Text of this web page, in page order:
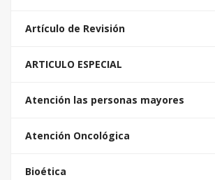
Artículo de Revisión
ARTICULO ESPECIAL
Atención las personas mayores
Atención Oncológica
Bioética